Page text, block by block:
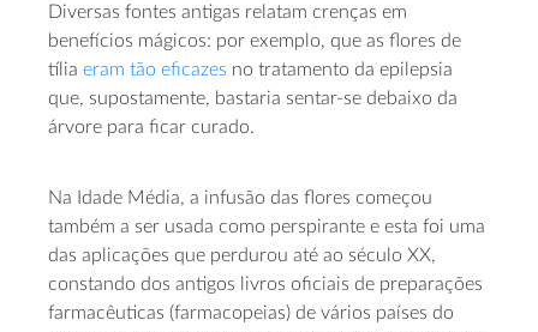
Diversas fontes antigas relatam crenças em
benefícios mágicos: por exemplo, que as flores de
tília eram tão eficazes no tratamento da epilepsia
que, supostamente, bastaria sentar-se debaixo da
árvore para ficar curado.
Na Idade Média, a infusão das flores começou
também a ser usada como perspirante e esta foi uma
das aplicações que perdurou até ao século XX,
constando dos antigos livros oficiais de preparações
farmacêuticas (farmacopeias) de vários países do